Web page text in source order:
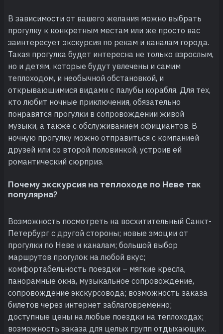
В зависимости от вашего желания можно выбрать
прогулку к конкретным местам или же просто вас
заинтересует экскурсия по рекам и каналам города.
Такая прогулка будет интересна не только взрослым,
но и детям, которые будут увлечены и самим
теплоходом, и необычной обстановкой, и
открывающимися видами с палубы корабля. Для тех,
кто любит ночные приключения, обязательно
понравятся прогулки в сопровождении живой
музыки, а также с обслуживанием официантов. В
ночную прогулку можно отправиться с компанией
друзей или со второй половинкой, устроив ей
романтический сюрприз.
Почему экскурсия на теплоходе по Неве так
популярна?
Возможность посмотреть на восхитительный Санкт-
Петербург с другой стороны; новые эмоции от
прогулки по Неве и каналам; большой выбор
маршрутов прогулок на любой вкус;
комфортабельность поездки – мягкие кресла,
панорамные окна, музыкальное сопровождение,
сопровождение экскурсовода; возможность заказа
билетов через интернет заблаговременно;
доступные цены на любые поездки на теплоходах;
возможность заказа для целых групп отдыхающих.